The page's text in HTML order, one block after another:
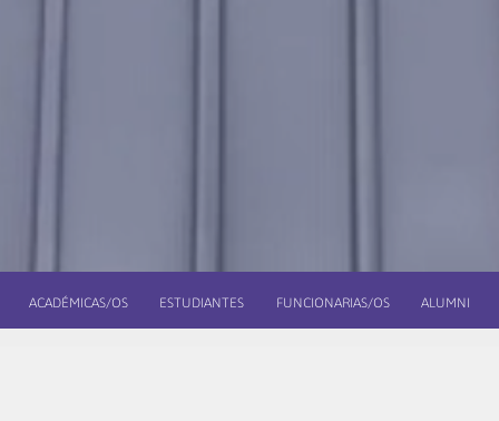
ACADÉMICAS/OS ESTUDIANTES FUNCIONARIAS/OS ALUMNI